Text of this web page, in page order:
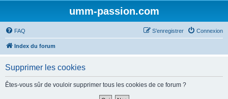
umm-passion.com
FAQ Connexion
S’enregistrer
Index du forum
Supprimer les cookies
Êtes-vous sûr de vouloir supprimer tous les cookies de ce forum ?